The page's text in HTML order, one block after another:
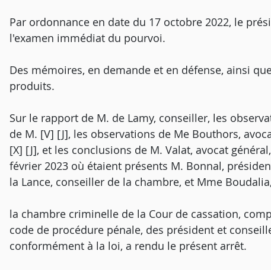
Par ordonnance en date du 17 octobre 2022, le
l'examen immédiat du pourvoi.
Des mémoires, en demande et en défense, ainsi
produits.
Sur le rapport de M. de Lamy, conseiller, les
de M. [V] [J], les observations de Me Bouthors,
[X] [J], et les conclusions de M. Valat, avocat
février 2023 où étaient présents M. Bonnal,
la Lance, conseiller de la chambre, et Mme
la chambre criminelle de la Cour de cassation,
code de procédure pénale, des président et
conformément à la loi, a rendu le présent arrêt.